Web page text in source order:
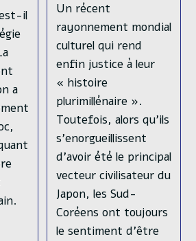
il
a
Un récent
rayonnement mondial
culturel qui rend
enfin justice à leur
« histoire
plurimillénaire ».
Toutefois, alors qu’ils
s’enorgueillissent
d’avoir été le principal
vecteur civilisateur du
Japon, les Sud-
Coréens ont toujours
le sentiment d’être